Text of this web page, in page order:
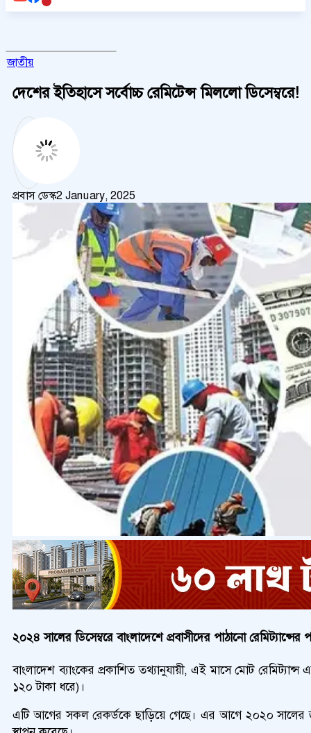
জাতীয়
দেশের ইতিহাসে সর্বোচ্চ রেমিটেন্স মিললো ডিসেম্বরে!
প্রবাস ডেস্ক2 January, 2025
২০২৪ সালের ডিসেম্বরে বাংলাদেশে প্রবাসীদের পাঠানো
বাংলাদেশ ব্যাংকের প্রকাশিত তথ্যানুযায়ী, এই মাসে মোট
১২০ টাকা ধরে)।
এটি আগের সকল রেকর্ডকে ছাড়িয়ে গেছে। এর আগে ২০২০ সালের